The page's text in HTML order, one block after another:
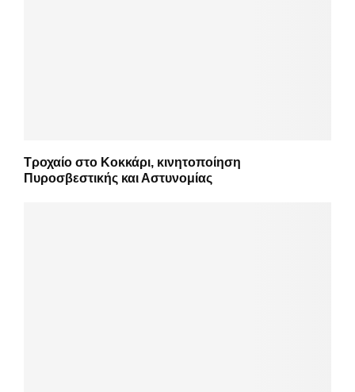
Τροχαίο στο Κοκκάρι, κινητοποίηση
Πυροσβεστικής και Αστυνομίας